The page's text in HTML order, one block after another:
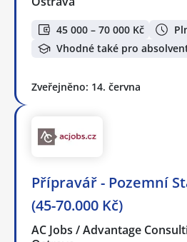
45 000 – 70 000 Kč
Vhodné také pro
Zveřejněno: 14. června
Přípravář - Pozemní
(45-70.000 Kč)
AC Jobs / Advantage